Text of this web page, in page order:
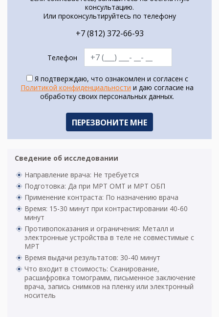
консультацию.
Или проконсультируйтесь по телефону
+7 (812) 372-66-93
Телефон
Я подтверждаю, что ознакомлен и согласен с
Политикой конфиденциальности и даю согласие на
обработку своих персональных данных.
Сведение об исследовании
Направление врача: Не требуется
Подготовка: Да при МРТ ОМТ и МРТ ОБП
Применение контраста: По назначению врача
Время: 15-30 минут при контрастировании 40-60
минут
Противопоказания и ограничения: Металл и
электронные устройства в теле не совместимые с
МРТ
Время выдачи результатов: 30-40 минут
Что входит в стоимость: Сканирование,
расшифровка томограмм, письменное заключение
врача, запись снимков на пленку или электронный
носитель